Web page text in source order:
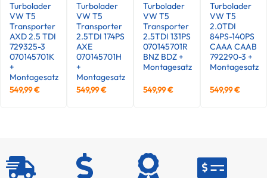
Turbolader
VW T5
Transporter
AXD 2.5 TDI
729325-3
070145701K
+
Montagesatz
549,99€
Turbolader
VW T5
Transporter
2.5TDI 174PS
AXE
070145701H
+
Montagesatz
549,99€
Turbolader
VW T5
Transporter
2.5TDI 131PS
070145701R
BNZ BDZ +
Montagesatz
549,99€
Turbolader
VW T5
2.0TDI
84PS-140PS
CAAA CAAB
792290-3 +
Montagesatz
549,99€